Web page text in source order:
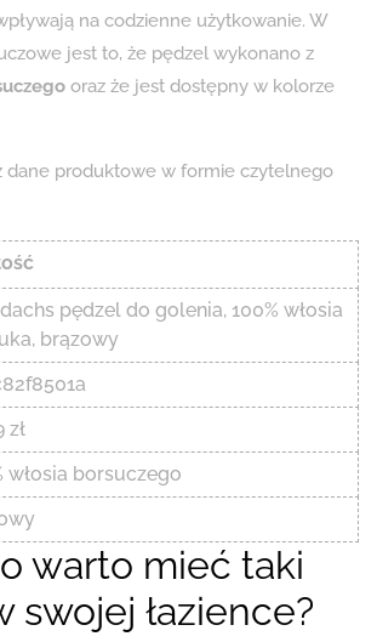
na codzienne użytkowanie. W
jest to, że pędzel wykonano z
oraz że jest dostępny w kolorze
dane produktowe w formie czytelnego
pędzel do golenia, 100% włosia
brązowy
zł
włosia borsuczego
warto mieć taki
swojej łazience?